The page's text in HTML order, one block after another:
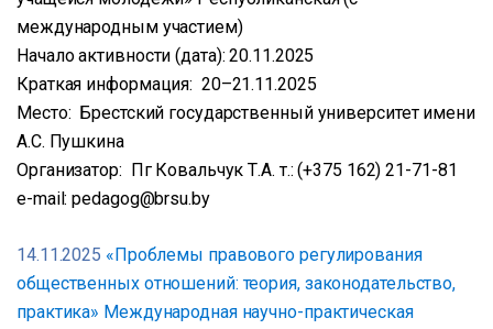
международным участием)
Начало активности (дата): 20.11.2025
Краткая информация: 20–21.11.2025
Место: Брестский государственный университет имени
А.С. Пушкина
Организатор: Пг Ковальчук Т.А. т.: (+375 162) 21-71-81
e-mail: pedagog@brsu.by
14.11.2025 «Проблемы правового регулирования
общественных отношений: теория, законодательство,
практика» Международная научно-практическая